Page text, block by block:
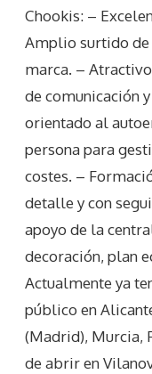
Chookis: –
Amplio surtido de
marca. –
de comunicación
orientado al
persona para
costes. –
detalle y con
apoyo de la
decoración, plan
Actualmente ya
público en
(Madrid), Murcia,
de abrir en